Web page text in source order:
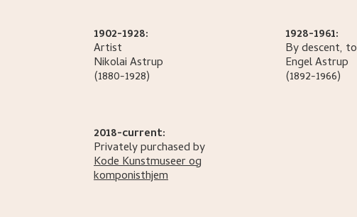
1902-1928:
Artist
NikolaiAstrup
(1880-1928)
1928-1961:
By descent, to
EngelAstrup
(1892-1966)
2018-current:
Privately purchased by
Kode Kunstmuseer og
komponisthjem